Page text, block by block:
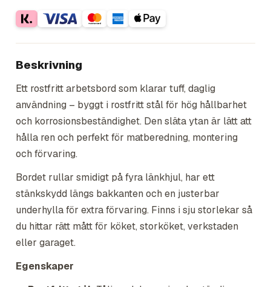
Beskrivning
Ett rostfritt arbetsbord som klarar tuff, daglig
användning – byggt i rostfritt stål för hög hållbarhet
och korrosionsbeständighet. Den släta ytan är lätt att
hålla ren och perfekt för matberedning, montering
och förvaring.
Bordet rullar smidigt på fyra länkhjul, har ett
stänkskydd längs bakkanten och en justerbar
underhylla för extra förvaring. Finns i sju storlekar så
du hittar rätt mått för köket, storköket, verkstaden
eller garaget.
Egenskaper